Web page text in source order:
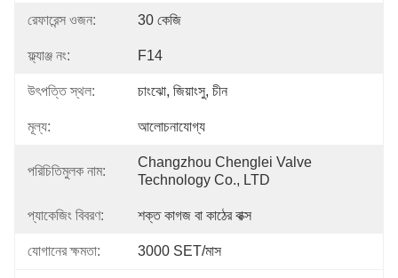
রেফারেন্স ওজন: 30 কেজি
ফ্ল্যাঞ্জ নং: F14
উৎপত্তি স্থল: চাংঝো, জিয়াংসু, চীন
মূল্য: আলোচনাযোগ্য
পরিচিতিমুলক নাম:
Changzhou Chenglei Valve
Technology Co., LTD
প্যাকেজিং বিবরণ: শক্ত কাগজ বা কাঠের বাক্স
যোগানের ক্ষমতা: 3000 SET/মাস